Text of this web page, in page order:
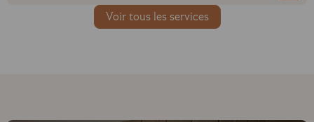
Voir tous les services